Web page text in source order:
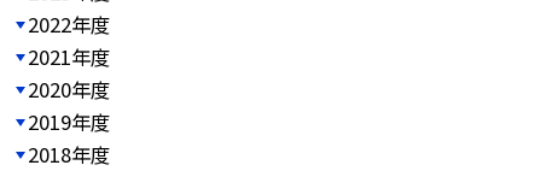
2022年度
2021年度
2020年度
2019年度
2018年度